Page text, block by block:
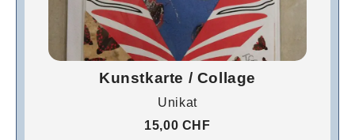
Kunstkarte / Collage
Unikat
15,00 CHF